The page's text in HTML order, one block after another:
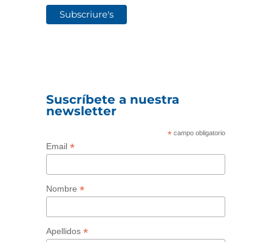
Suscríbete a nuestra
newsletter
*campo obligatorio
Email *
Nombre *
Apellidos *